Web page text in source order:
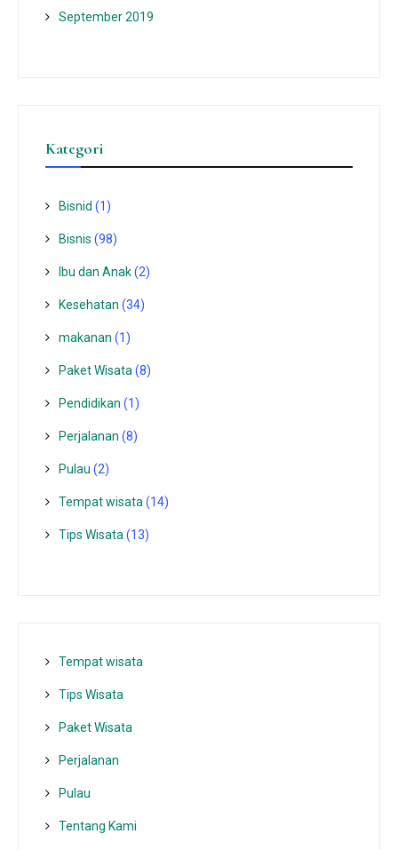
September 2019
Kategori
Bisnid (1)
Bisnis (98)
Ibu dan Anak(2)
Kesehatan (34)
makanan (1)
Paket Wisata (8)
Pendidikan (1)
Perjalanan (8)
Pulau (2)
Tempat wisata‎ (14)
Tips Wisata (13)
Tempat wisata‎
Tips Wisata
Paket Wisata
Perjalanan
Pulau
Tentang Kami